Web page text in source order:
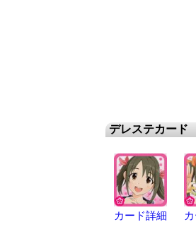
デレステカード
カード詳細